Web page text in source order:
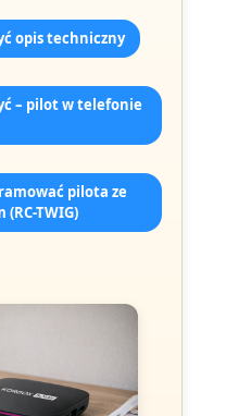
opis techniczny
– pilot w telefonie
pilota ze
TWIG)